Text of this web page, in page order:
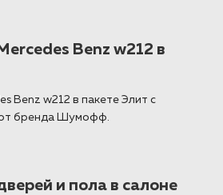
Benz w212 в
Benz w212 в пакете Элит с
бренда Шумофф.
и пола в салоне